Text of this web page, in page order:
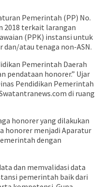
Pemerintah (PP) No.
2018 terkait larangan
(PPK) instansi untuk
atau tenaga non-ASN.
Pemerintah Daerah
pendataan honorer.” Ujar
Pendidikan Pemerintah
di ruang
honorer yang dilakukan
honorer menjadi Aparatur
dengan
dan memvalidasi data
pemerintah baik dari